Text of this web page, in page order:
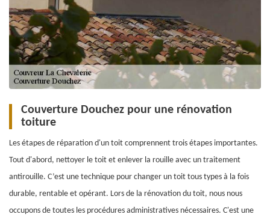
Couverture Douchez pour une rénovation
toiture
Les étapes de réparation d'un toit comprennent trois étapes importantes.
Tout d'abord, nettoyer le toit et enlever la rouille avec un traitement
antirouille. C’est une technique pour changer un toit tous types à la fois
durable, rentable et opérant. Lors de la rénovation du toit, nous nous
occupons de toutes les procédures administratives nécessaires. C'est une